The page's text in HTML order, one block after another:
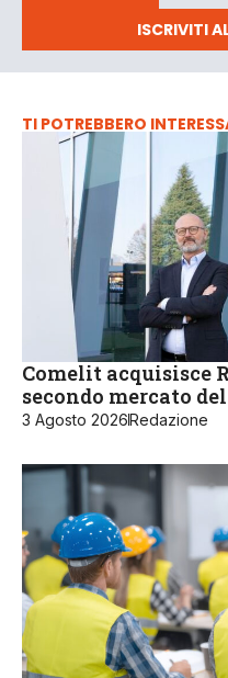
ISCRIVITI
TI POTREBBERO
Comelit acquisisce
secondo mercato
3 Agosto 2026Redazione